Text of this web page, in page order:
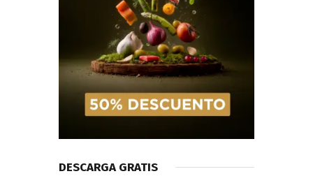
DESCARGA GRATIS